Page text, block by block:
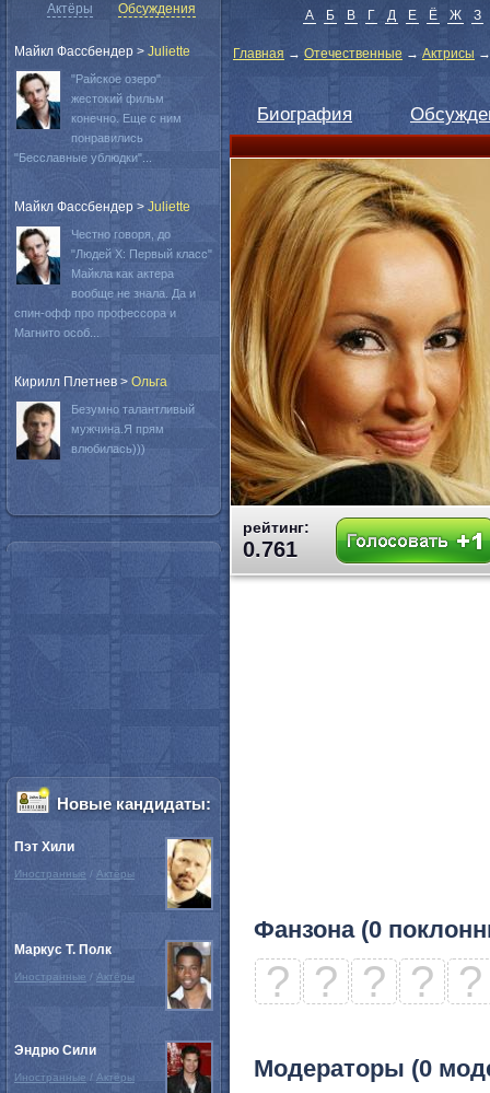
А Б В Г Д Е Ё Ж З
Главная → Отечественные → Актрисы
Биография
рейтинг:
0.761
Фанзона (0
? ? ? ? ?
Модераторы (0
Актёры Обсуждения
Майкл Фассбендер > Juliette
"Райское озеро"
жестокий фильм
конечно. Еще с ним
понравились
"Бесславные ублюдки"...
Майкл Фассбендер > Juliette
Честно говоря, до
"Людей Х: Первый класс"
Майкла как актера
вообще не знала. Да и
спин-офф про профессора и
Магнито особ...
Кирилл Плетнев > Oльга
Безумно талантливый
мужчина.Я прям
влюбилась)))
Новые кандидаты:
Пэт Хили
Иностранные / Актёры
Маркус Т. Полк
Иностранные / Актёры
Эндрю Сили
Иностранные / Актёры